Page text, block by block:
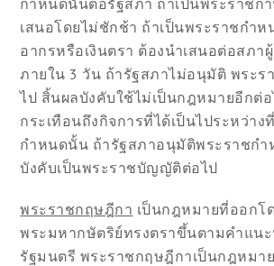
เสนอโดยไม่ชักช้า ถ้าเป็นพระราชกำห
อากรหรือเงินตรา ต้องนำเสนอต่อสภา
ภายใน 3 วัน ถ้ารัฐสภาไม่อนุมัติ พระ
ไป สิ้นผลบังคับใช้ไม่เป็นกฎหมายอีกต่
กระเทือนถึงกิจการที่ได้เป็นไประหว่าง
กำหนดนั้น ถ้ารัฐสภาอนุมัติพระราชก
บังคับเป็นพระราชบัญญัติต่อไป
พระราชกฤษฎีกา เป็นกฎหมายที่ออกโ
พระมหากษัตริย์ทรงตราขึ้นตามคำแน
รัฐมนตรี พระราชกฤษฎีกาเป็นกฎหมา